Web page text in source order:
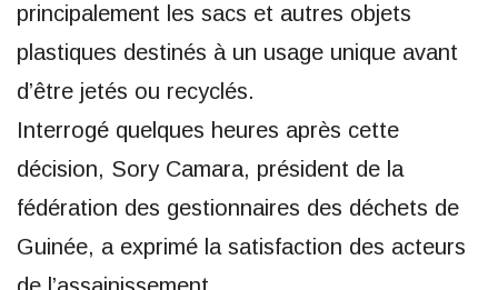
principalement les sacs et autres objets
plastiques destinés à un usage unique avant
d’être jetés ou recyclés.
Interrogé quelques heures après cette
décision, Sory Camara, président de la
fédération des gestionnaires des déchets de
Guinée, a exprimé la satisfaction des acteurs